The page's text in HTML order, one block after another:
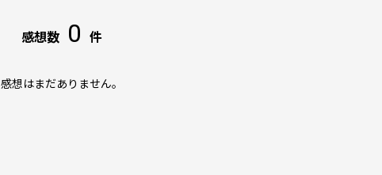
感想数 0 件
感想はまだありません。